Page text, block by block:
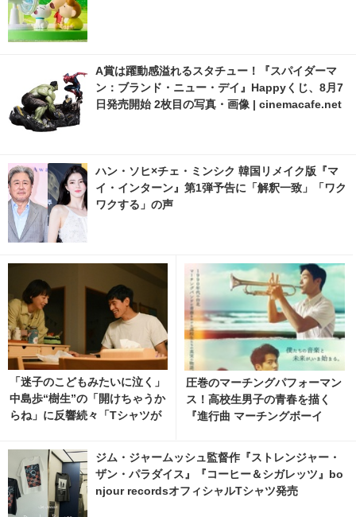
A賞は躍動感溢れるスタチュー！『スパイダーマ
ン：ブランド・ニュー・デイ』Happyくじ、8月7
日発売開始 2枚目の写真・画像 | cinemacafe.net
ハン・ソヒ×チェ・ミンシク 韓国リメイク版『マ
イ・インターン』第1弾予告に「解釈一致」「ワク
ワクする」の声
「迷子のこどもみたいに泣く」
中島歩“樹生”の「開けちゃうか
らね」に反響続々「Tシャツが
圧巻のマーチングパフォーマン
ス！高校生男子の青春を描く
『進行曲 マーチングボーイ
真・画像 | cinemacafe.net
ジム・ジャームッシュ監督作『ストレンジャー・
ザン・パラダイス』『コーヒー＆シガレッツ』bo
njour recordsオフィシャルTシャツ発売